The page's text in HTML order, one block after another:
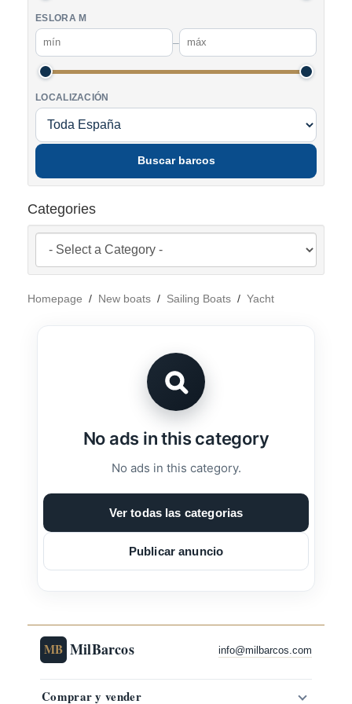
ESLORA M
–
LOCALIZACIÓN
Buscar barcos
Categories
Homepage / New boats / Sailing Boats / Yacht
No ads in this category
No ads in this category.
Ver todas las categorias
Publicar anuncio
MB MilBarcos info@milbarcos.com
Comprar y vender